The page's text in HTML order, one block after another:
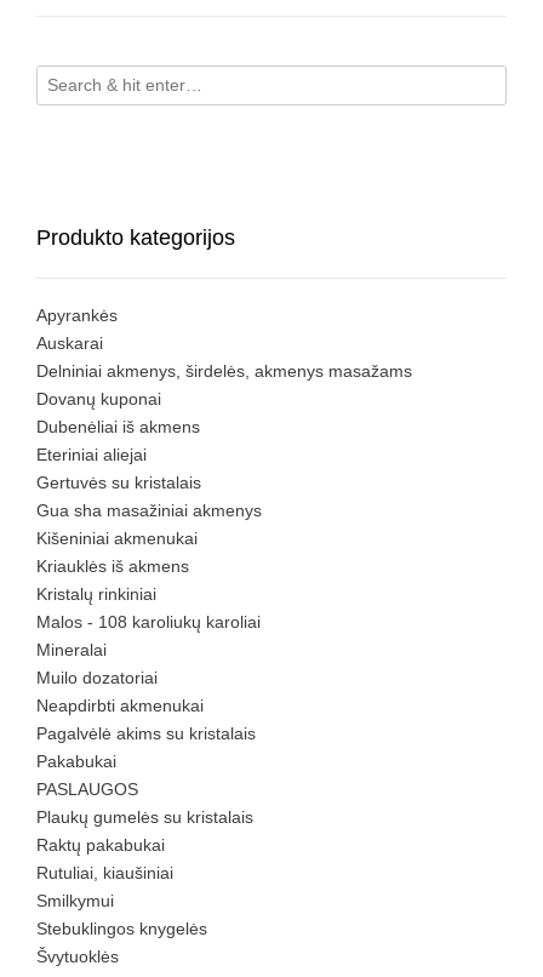
Produkto kategorijos
Apyrankės
Auskarai
Delniniai akmenys, širdelės, akmenys masažams
Dovanų kuponai
Dubenėliai iš akmens
Eteriniai aliejai
Gertuvės su kristalais
Gua sha masažiniai akmenys
Kišeniniai akmenukai
Kriauklės iš akmens
Kristalų rinkiniai
Malos - 108 karoliukų karoliai
Mineralai
Muilo dozatoriai
Neapdirbti akmenukai
Pagalvėlė akims su kristalais
Pakabukai
PASLAUGOS
Plaukų gumelės su kristalais
Raktų pakabukai
Rutuliai, kiaušiniai
Smilkymui
Stebuklingos knygelės
Švytuoklės